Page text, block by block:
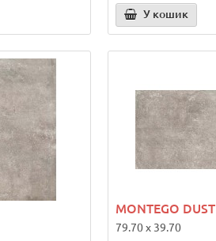
У кошик
MONTEGO DUST
79.70 x 39.70